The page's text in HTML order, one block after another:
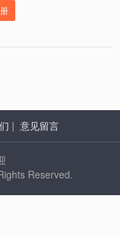
| 意见留言
Reserved.